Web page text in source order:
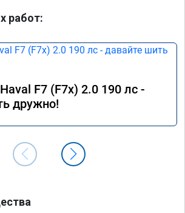
работ:
F7 (F7x) 2.0 190 лс -
дружно!